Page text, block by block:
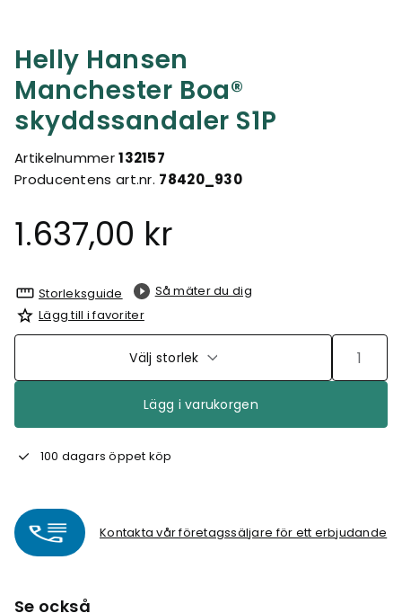
Helly Hansen
Manchester Boa®
skyddssandaler S1P
Artikelnummer132157
Producentens art.nr. 78420_930
1.637,00 kr
Storleksguide
Så mäter du dig
Lägg till i favoriter
Välj storlek
Lägg i varukorgen
100 dagars öppet köp
Kontakta vår företagssäljare för ett erbjudande
Se också